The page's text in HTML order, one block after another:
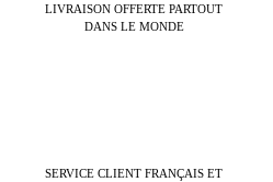
LIVRAISON OFFERTE PARTOUT
DANS LE MONDE
SERVICE CLIENT FRANÇAIS ET